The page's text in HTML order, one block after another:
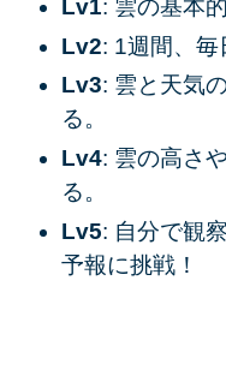
Lv1: 雲の基本
Lv2: 1週間、毎
Lv3: 雲と天気
る。
Lv4: 雲の高さ
る。
Lv5: 自分で観
予報に挑戦！